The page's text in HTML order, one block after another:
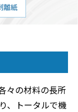
離紙
々の材料の長所
、トータルで機